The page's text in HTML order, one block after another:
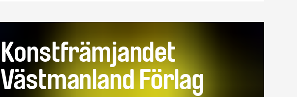
Konstfrämjandet
Västmanland Förlag